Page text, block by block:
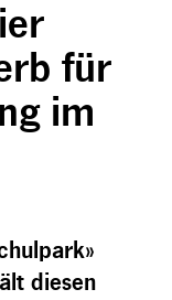
für
im
diesen